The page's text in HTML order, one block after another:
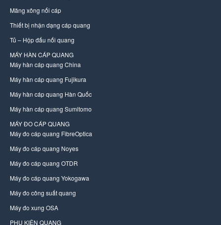
Măng xông nối cáp
Thiết bị nhận dạng cáp quang
Tủ – Hộp đấu nối quang
MÁY HÀN CÁP QUANG
Máy hàn cáp quang China
Máy hàn cáp quang Fujikura
Máy hàn cáp quang Hàn Quốc
Máy hàn cáp quang Sumitomo
MÁY ĐO CÁP QUANG
Máy đo cáp quang FibreOptica
Máy đo cáp quang Noyes
Máy đo cáp quang OTDR
Máy đo cáp quang Yokogawa
Máy đo công suất quang
Máy đo xung OSA
PHỤ KIỆN QUANG